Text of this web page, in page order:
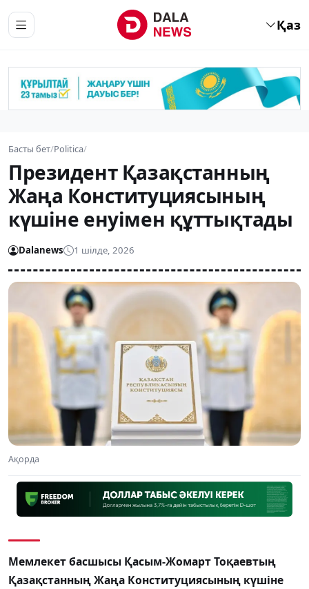
Қаз
Басты бет/Politica/
Президент Қазақстанның
Жаңа Конституциясының
күшіне енуімен құттықтады
Dalanews 1 шілде, 2026
Ақорда
Мемлекет басшысы Қасым-Жомарт Тоқаевтың
Қазақстанның Жаңа Конституциясының күшіне